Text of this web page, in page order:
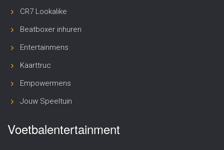
CR7 Lookalike
Beatboxer inhuren
Entertainmens
Kaarttruc
Empowermens
Jouw Speeltuin
Voetbalentertainment